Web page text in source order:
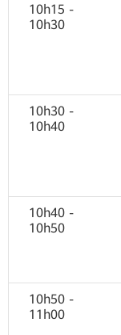
10h15 -
10h30
10h30 -
10h40
10h40 -
10h50
10h50 -
11h00